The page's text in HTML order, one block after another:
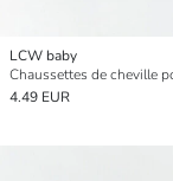
LCW baby
4.49 EUR